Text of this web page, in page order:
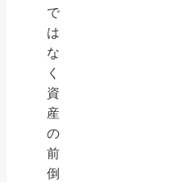
で
は
な
く
資
産
の
前
倒